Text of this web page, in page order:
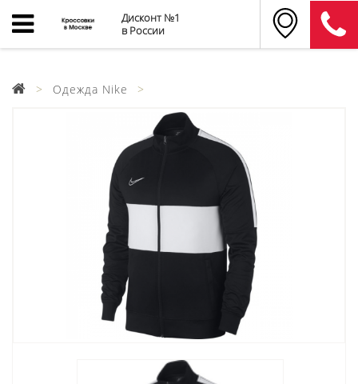
Дисконт №1
в России
Одежда Nike